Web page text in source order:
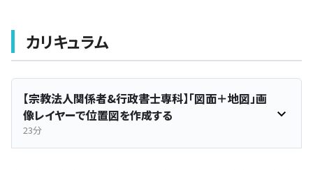
カリキュラム
【宗教法人関係者&行政書士専科】「図面＋地図」画
像レイヤーで位置図を作成する
23分